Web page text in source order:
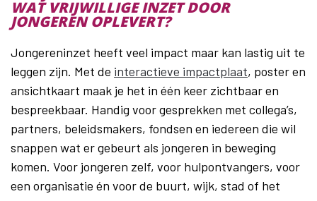
WAT VRIJWILLIGE INZET DOOR
JONGEREN OPLEVERT?
Jongereninzet heeft veel impact maar kan lastig uit te
leggen zijn. Met de interactieve impactplaat, poster en
ansichtkaart maak je het in één keer zichtbaar en
bespreekbaar. Handig voor gesprekken met collega’s,
partners, beleidsmakers, fondsen en iedereen die wil
snappen wat er gebeurt als jongeren in beweging
komen. Voor jongeren zelf, voor hulpontvangers, voor
een organisatie én voor de buurt, wijk, stad of het